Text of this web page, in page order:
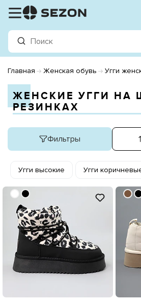
Главная Женская обувь Угги
ЖЕНСКИЕ УГГИ НА
РЕЗИНКАХ
Фильтры
Угги высокие Угги